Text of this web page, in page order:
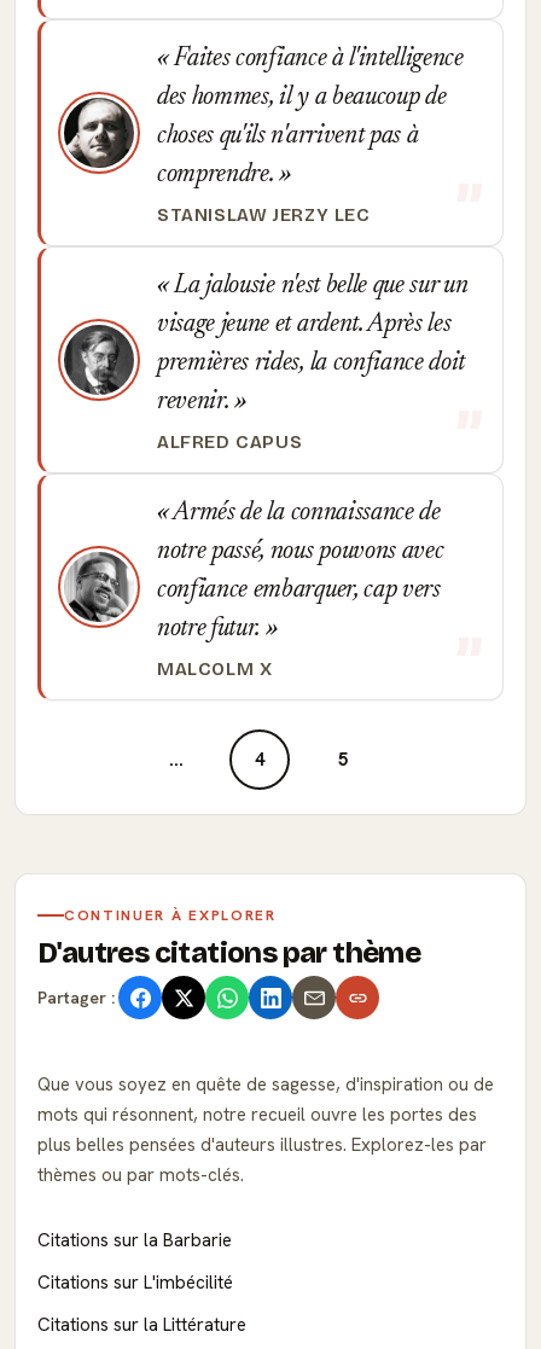
Faites confiance à l'intelligence
des hommes, il y a beaucoup de
choses qu'ils n'arrivent pas à
comprendre.
STANISLAW JERZY LEC
La jalousie n'est belle que sur un
visage jeune et ardent. Après les
premières rides, la confiance doit
revenir.
ALFRED CAPUS
Armés de la connaissance de
notre passé, nous pouvons avec
confiance embarquer, cap vers
notre futur.
MALCOLM X
... 4 5
CONTINUER À EXPLORER
D'autres citations par thème
Partager :
Que vous soyez en quête de sagesse, d'inspiration ou de
mots qui résonnent, notre recueil ouvre les portes des
plus belles pensées d'auteurs illustres. Explorez-les par
thèmes ou par mots-clés.
Citations sur la Barbarie
Citations sur L'imbécilité
Citations sur la Littérature